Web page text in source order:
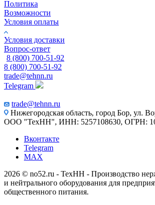
Политика
Возможности
Условия оплаты
Условия доставки
Вопрос-ответ
8 (800) 700-51-92
8 (800) 700-51-92
trade@tehnn.ru
Telegram
trade@tehnn.ru
Нижегородская область, город Бор, ул.
ООО "ТехНН", ИНН: 5257108630, ОГРН:
Вконтакте
Telegram
MAX
2026 © no52.ru - ТехНН - Производство
и нейтрального оборудования для
общественного питания.